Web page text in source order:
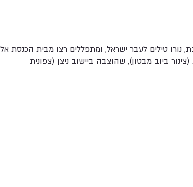
טילים לעבר ישראל, ומתפללים רצו מבית הכנסת אל
ביוב מבטון), שהוצבה ביישוב ניצן (צפונית